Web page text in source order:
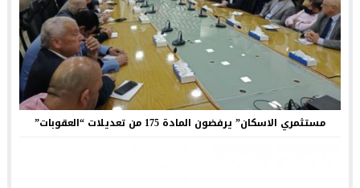
مستثمري الاسكان” يرفضون المادة 175 من تعديلات “العقوبات”